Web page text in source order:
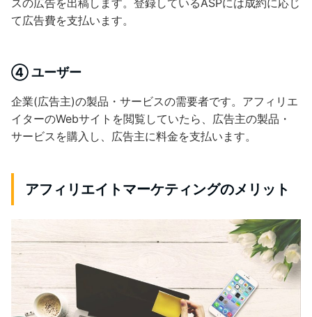
て広告費を支払います。
④ ユーザー
企業(広告主)の製品・サービスの需要者です。アフィリエ
イターのWebサイトを閲覧していたら、広告主の製品・
サービスを購入し、広告主に料金を支払います。
アフィリエイトマーケティングのメリット